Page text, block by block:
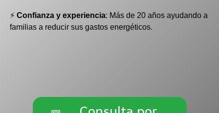
⚡ Confianza y experiencia: Más de 20 años ayudando a
familias a reducir sus gastos energéticos.